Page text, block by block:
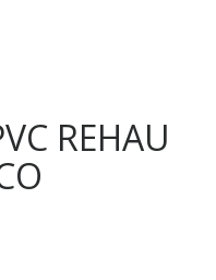
REHAU